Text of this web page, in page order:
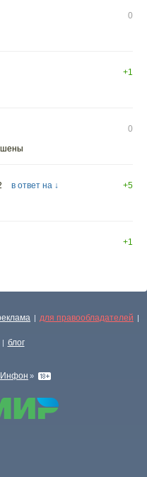
0
+1
0
в ответ на ↓
+5
+1
| для правообладателей |
| блог
Инфон »